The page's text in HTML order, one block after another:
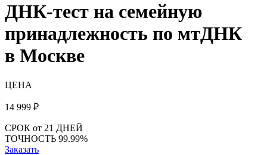
ДНК-тест на семейную
принадлежность по мтДНК
в Москве
ЦЕНА
14 999 ₽
СРОК от 21 ДНЕЙ
ТОЧНОСТЬ 99.99%
Заказать